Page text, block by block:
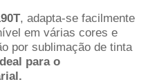
, adapta-se facilmente
em várias cores e
por sublimação de tinta
para o